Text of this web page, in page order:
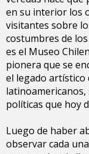
en su interior los
visitantes sobre
costumbres de
es el Museo
pionera que se
el legado
políticas que hoy
Luego de haber
observar cada